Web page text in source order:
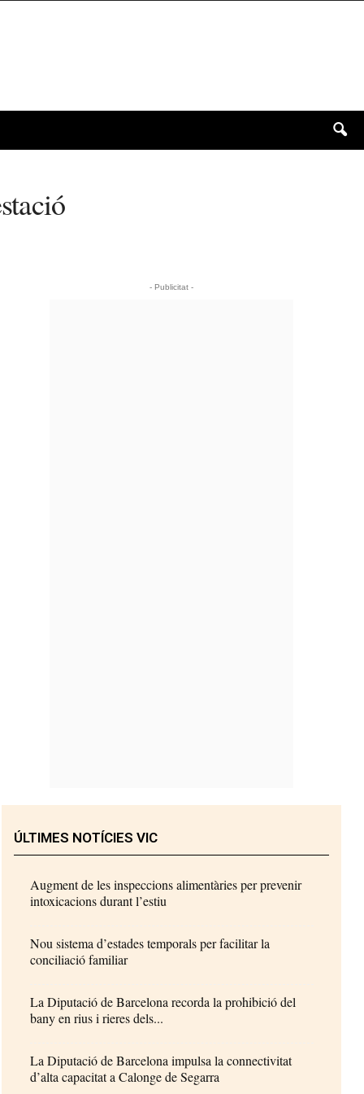
- Publicitat -
ÚLTIMES NOTÍCIES VIC
Augment de les inspeccions alimentàries per prevenir
intoxicacions durant l’estiu
Nou sistema d’estades temporals per facilitar la
conciliació familiar
La Diputació de Barcelona recorda la prohibició del
bany en rius i rieres dels...
La Diputació de Barcelona impulsa la connectivitat
d’alta capacitat a Calonge de Segarra